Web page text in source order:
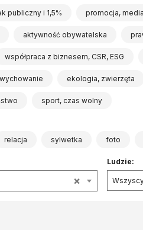
publiczny i 1,5% promocja,
aktywność obywatelska
współpraca z biznesem, CSR, ESG
ekologia, zwierzęta
sport, czas wolny
relacja sylwetka foto
×
Ludzie: